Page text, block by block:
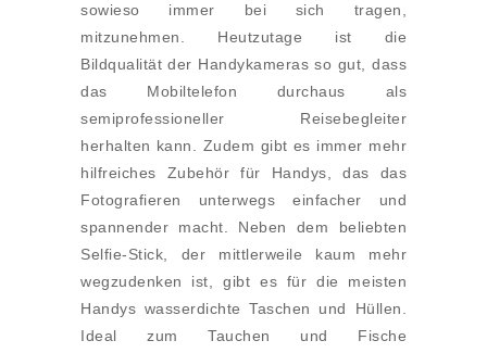
sowieso immer bei sich tragen,
mitzunehmen. Heutzutage ist die
Bildqualität der Handykameras so gut, dass
das Mobiltelefon durchaus als
semiprofessioneller Reisebegleiter
herhalten kann. Zudem gibt es immer mehr
hilfreiches Zubehör für Handys, das das
Fotografieren unterwegs einfacher und
spannender macht. Neben dem beliebten
Selfie-Stick, der mittlerweile kaum mehr
wegzudenken ist, gibt es für die meisten
Handys wasserdichte Taschen und Hüllen.
Ideal zum Tauchen und Fische